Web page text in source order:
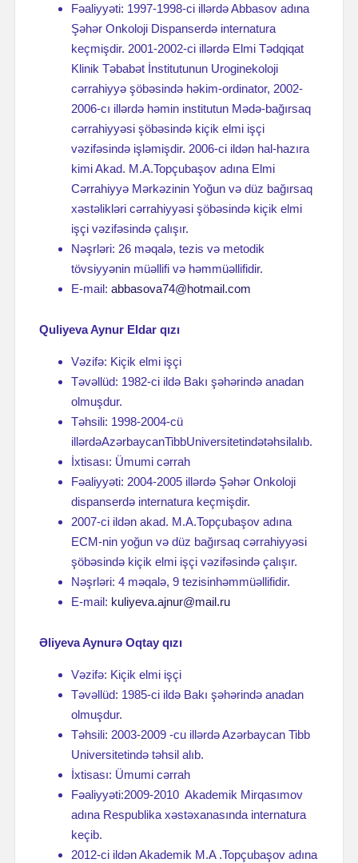
Fəaliyyəti: 1997-1998-ci illərdə Abbasov adına
Şəhər Onkoloji Dispanserdə internatura
keçmişdir. 2001-2002-ci illərdə Elmi Tədqiqat
Klinik Təbabət İnstitutunun Uroginekoloji
cərrahiyyə şöbəsində həkim-ordinator, 2002-
2006-cı illərdə həmin institutun Mədə-bağırsaq
cərrahiyyəsi şöbəsində kiçik elmi işçi
vəzifəsində işləmişdir. 2006-ci ildən hal-hazıra
kimi Akad. M.A.Topçubaşov adına Elmi
Cərrahiyyə Mərkəzinin Yoğun və düz bağırsaq
xəstəlikləri cərrahiyyəsi şöbəsində kiçik elmi
işçi vəzifəsində çalışır.
Nəşrləri: 26 məqalə, tezis və metodik
tövsiyyənin müəllifi və həmmüəllifidir.
E-mail: abbasova74@hotmail.com
Quliyeva Aynur Eldar qızı
Vəzifə: Kiçik elmi işçi
Təvəllüd: 1982-ci ildə Bakı şəhərində anadan
olmuşdur.
Təhsili: 1998-2004-cü
illərdəAzərbaycanTibbUniversitetindətəhsilalıb.
İxtisası: Ümumi cərrah
Fəaliyyəti: 2004-2005 illərdə Şəhər Onkoloji
dispanserdə internatura keçmişdir.
2007-ci ildən akad. M.A.Topçubaşov adına
ECM-nin yoğun və düz bağırsaq cərrahiyyəsi
şöbəsində kiçik elmi işçi vəzifəsində çalışır.
Nəşrləri: 4 məqalə, 9 tezisinhəmmüəllifidir.
E-mail: kuliyeva.ajnur@mail.ru
Əliyeva Aynurə Oqtay qızı
Vəzifə: Kiçik elmi işçi
Təvəllüd: 1985-ci ildə Bakı şəhərində anadan
olmuşdur.
Təhsili: 2003-2009 -cu illərdə Azərbaycan Tibb
Universitetində təhsil alıb.
İxtisası: Ümumi cərrah
Fəaliyyəti:2009-2010 Akademik Mirqasımov
adına Respublika xəstəxanasında internatura
keçib.
2012-ci ildən Akademik M.A .Topçubaşov adına